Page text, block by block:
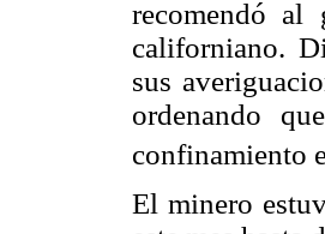
recomendó al
californiano.
sus
ordenando
confinamiento
El minero